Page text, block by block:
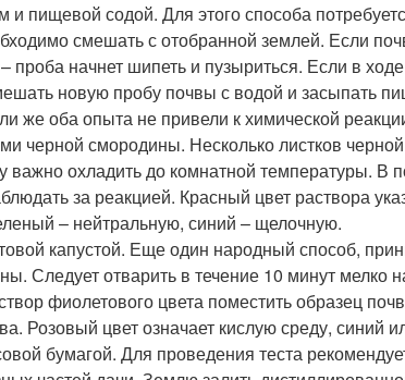
и пищевой содой. Для этого способа
смешать с отобранной землей. Если
– проба начнет шипеть и пузыриться. Если в
новую пробу почвы с водой и засыпать
же оба опыта не привели к химической
черной смородины. Несколько листков
важно охладить до комнатной температуры. В
за реакцией. Красный цвет раствора
– нейтральную, синий – щелочную.
капустой. Еще один народный способ,
Следует отварить в течение 10 минут мелко
фиолетового цвета поместить образец
Розовый цвет означает кислую среду, синий
бумагой. Для проведения теста